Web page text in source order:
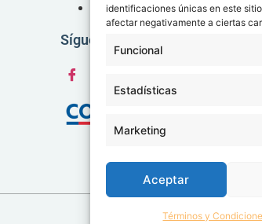
identificaciones únicas en este
afectar negativamente a ciertas
Funcional
Estadísticas
Marketing
Aceptar
Términos y
Área Administrativa
Síguenos